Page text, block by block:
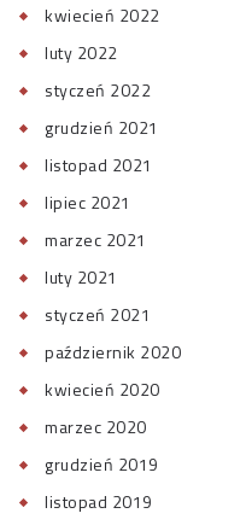
kwiecień 2022
luty 2022
styczeń 2022
grudzień 2021
listopad 2021
lipiec 2021
marzec 2021
luty 2021
styczeń 2021
październik 2020
kwiecień 2020
marzec 2020
grudzień 2019
listopad 2019